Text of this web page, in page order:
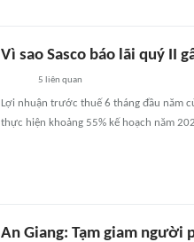
Vì sao Sasco báo lãi quý II
5 liên quan
Lợi nhuận trước thuế 6 tháng đầu năm
thực hiện khoảng 55% kế hoạch năm
An Giang: Tạm giam